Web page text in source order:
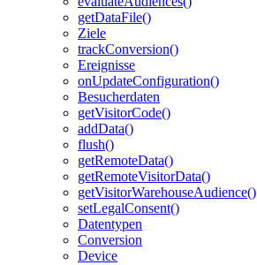
getDataFile()
Ziele
trackConversion()
Ereignisse
onUpdateConfiguration()
Besucherdaten
getVisitorCode()
addData()
flush()
getRemoteData()
getRemoteVisitorData()
getVisitorWarehouseAudience()
setLegalConsent()
Datentypen
Conversion
Device